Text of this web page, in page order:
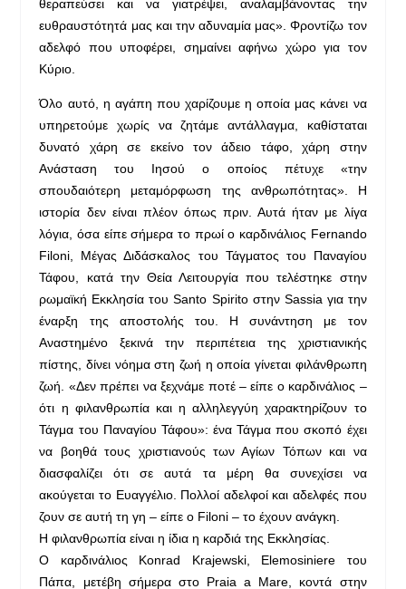
θεραπεύσει και να γιατρέψει, αναλαμβάνοντας την
ευθραυστότητά μας και την αδυναμία μας». Φροντίζω τον
αδελφό που υποφέρει, σημαίνει αφήνω χώρο για τον
Κύριο.
Όλο αυτό, η αγάπη που χαρίζουμε η οποία μας κάνει να
υπηρετούμε χωρίς να ζητάμε αντάλλαγμα, καθίσταται
δυνατό χάρη σε εκείνο τον άδειο τάφο, χάρη στην
Ανάσταση του Ιησού ο οποίος πέτυχε «την
σπουδαιότερη μεταμόρφωση της ανθρωπότητας». Η
ιστορία δεν είναι πλέον όπως πριν. Αυτά ήταν με λίγα
λόγια, όσα είπε σήμερα το πρωί ο καρδινάλιος Fernando
Filoni, Μέγας Διδάσκαλος του Τάγματος του Παναγίου
Τάφου, κατά την Θεία Λειτουργία που τελέστηκε στην
ρωμαϊκή Εκκλησία του Santo Spirito στην Sassia για την
έναρξη της αποστολής του. Η συνάντηση με τον
Αναστημένο ξεκινά την περιπέτεια της χριστιανικής
πίστης, δίνει νόημα στη ζωή η οποία γίνεται φιλάνθρωπη
ζωή. «Δεν πρέπει να ξεχνάμε ποτέ – είπε ο καρδινάλιος –
ότι η φιλανθρωπία και η αλληλεγγύη χαρακτηρίζουν το
Τάγμα του Παναγίου Τάφου»: ένα Τάγμα που σκοπό έχει
να βοηθά τους χριστιανούς των Αγίων Τόπων και να
διασφαλίζει ότι σε αυτά τα μέρη θα συνεχίσει να
ακούγεται το Ευαγγέλιο. Πολλοί αδελφοί και αδελφές που
ζουν σε αυτή τη γη – είπε ο Filoni – το έχουν ανάγκη.
Η φιλανθρωπία είναι η ίδια η καρδιά της Εκκλησίας.
Ο καρδινάλιος Konrad Krajewski, Elemosiniere του
Πάπα, μετέβη σήμερα στο Praia a Mare, κοντά στην